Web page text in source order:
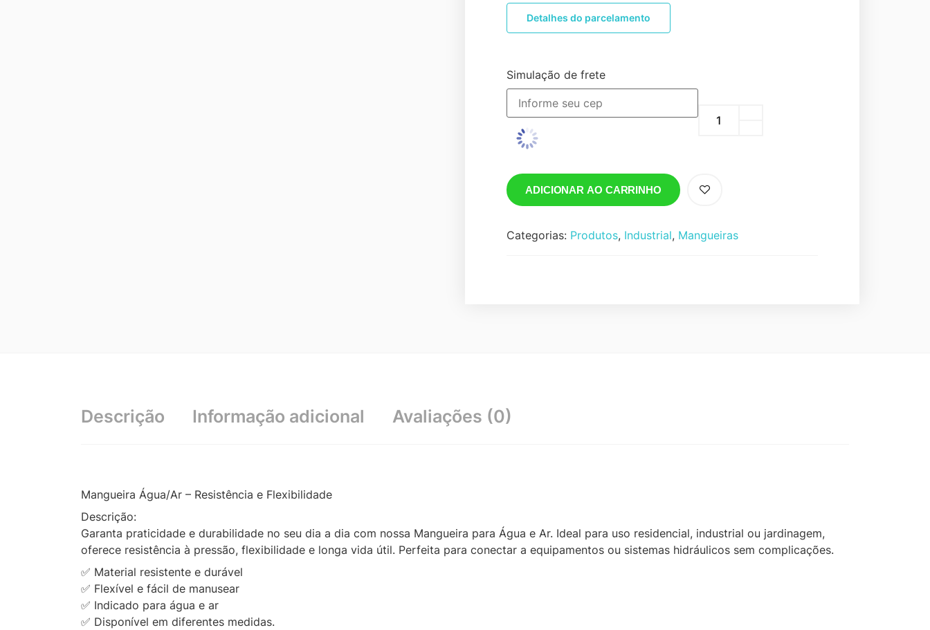
Detalhes do parcelamento
Simulação de frete
ADICIONAR AO CARRINHO
Categorias: Produtos, Industrial, Mangueiras
Descrição Informação adicional Avaliações (0)
Mangueira Água/Ar – Resistência e Flexibilidade
Descrição:
Garanta praticidade e durabilidade no seu dia a dia com nossa Mangueira para Água e Ar. Ideal para uso residencial, industrial ou jardinagem,
oferece resistência à pressão, flexibilidade e longa vida útil. Perfeita para conectar a equipamentos ou sistemas hidráulicos sem complicações.
✅ Material resistente e durável
✅ Flexível e fácil de manusear
✅ Indicado para água e ar
✅ Disponível em diferentes medidas.